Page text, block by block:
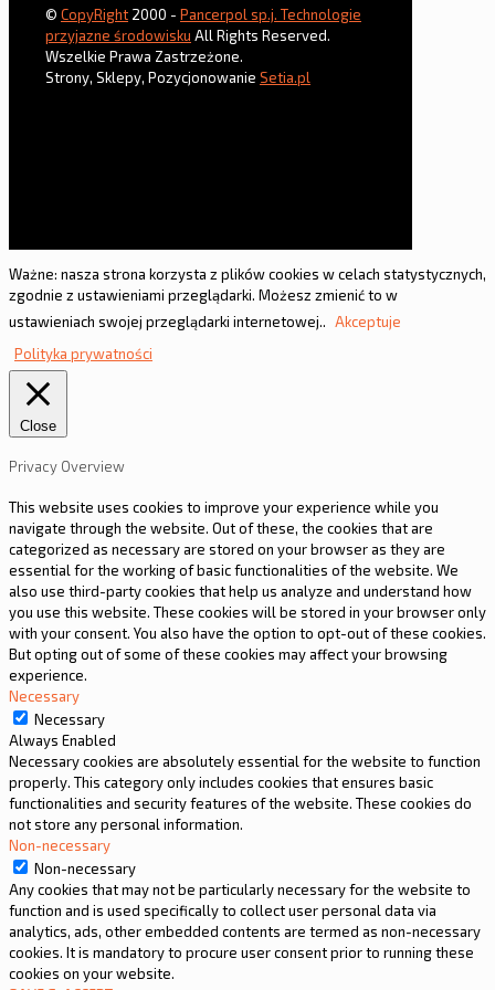
© CopyRight 2000 - Pancerpol sp.j. Technologie
przyjazne środowisku All Rights Reserved.
Wszelkie Prawa Zastrzeżone.
Strony, Sklepy, Pozycjonowanie Setia.pl
Ważne: nasza strona korzysta z plików cookies w celach statystycznych,
zgodnie z ustawieniami przeglądarki. Możesz zmienić to w
ustawieniach swojej przeglądarki internetowej.. Akceptuje
Polityka prywatności
Close
Privacy Overview
This website uses cookies to improve your experience while you
navigate through the website. Out of these, the cookies that are
categorized as necessary are stored on your browser as they are
essential for the working of basic functionalities of the website. We
also use third-party cookies that help us analyze and understand how
you use this website. These cookies will be stored in your browser only
with your consent. You also have the option to opt-out of these cookies.
But opting out of some of these cookies may affect your browsing
experience.
Necessary
Necessary
Always Enabled
Necessary cookies are absolutely essential for the website to function
properly. This category only includes cookies that ensures basic
functionalities and security features of the website. These cookies do
not store any personal information.
Non-necessary
Non-necessary
Any cookies that may not be particularly necessary for the website to
function and is used specifically to collect user personal data via
analytics, ads, other embedded contents are termed as non-necessary
cookies. It is mandatory to procure user consent prior to running these
cookies on your website.